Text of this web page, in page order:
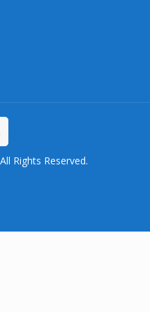
Rights Reserved.